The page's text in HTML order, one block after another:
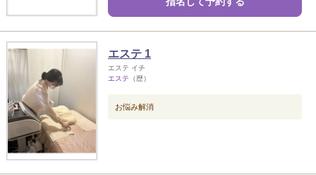
エステ 1
エステ イチ
エステ （歴）
お悩み解消